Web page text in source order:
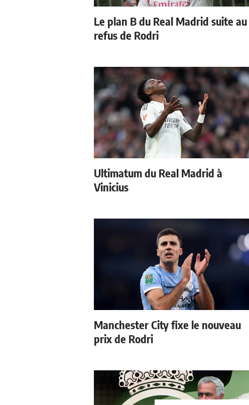
Le plan B du Real Madrid suite au
refus de Rodri
Ultimatum du Real Madrid à
Vinicius
Manchester City fixe le nouveau
prix de Rodri